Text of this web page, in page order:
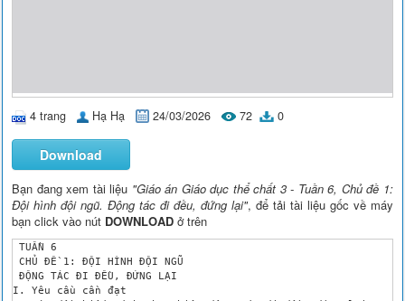
4 trang Hạ Hạ 24/03/2026 72 0
Download
Bạn đang xem tài liệu "Giáo án Giáo dục thể chất 3 - Tuần 6, Chủ đề 1:
Đội hình đội ngũ. Động tác đi đều, đứng lại", để tải tài liệu gốc về máy
bạn click vào nút DOWNLOAD ở trên
TUẦN 6
CHỦ ĐỀ 1: ĐỘI HÌNH ĐỘI NGŨ
ĐỘNG TÁC ĐI ĐỀU, ĐỨNG LẠI
I. Yêu cầu cần đạt